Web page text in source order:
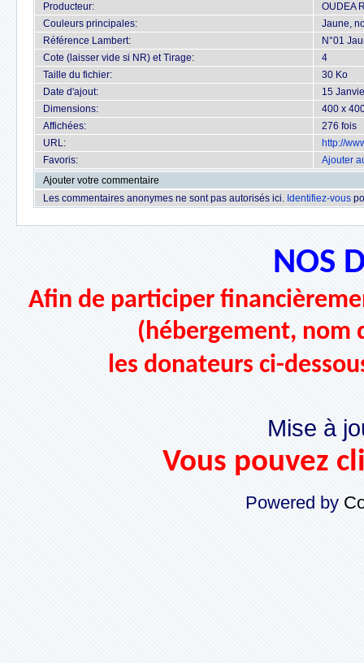
Producteur:
OUDEA
Couleurs principales:
Jaune,
Référence Lambert:
N°01
Cote (laisser vide si NR) et Tirage:
4
Taille du fichier:
30 Ko
Date d'ajout:
15
Dimensions:
400 x
Affichées:
276 fois
URL:
http://
Favoris:
Ajouter
Ajouter votre commentaire
Les commentaires anonymes ne sont pas autorisés ici. Identifiez-vous
NOS
Afin de participer
(hébergement,
les donateurs ci-
Mise à
Vous pouvez
Powered by